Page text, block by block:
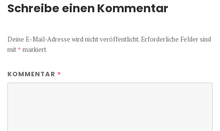
Schreibe einen Kommentar
Deine E-Mail-Adresse wird nicht veröffentlicht. Erforderliche Felder sind
mit * markiert
KOMMENTAR *